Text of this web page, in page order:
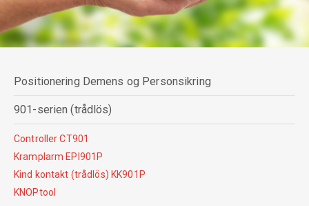
Positionering Demens og Personsikring
901-serien (trådlös)
Controller CT901
Kramplarm EPI901P
Kind kontakt (trådlös) KK901P
KNOPtool